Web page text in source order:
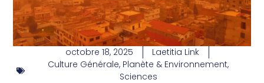
octobre 18, 2025
Laetitia Link
Culture Générale, Planète & Environnement,
Sciences